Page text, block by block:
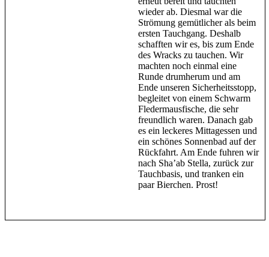
wieder ab. Diesmal war die
Strömung gemütlicher als beim
ersten Tauchgang. Deshalb
schafften wir es, bis zum Ende
des Wracks zu tauchen. Wir
machten noch einmal eine
Runde drumherum und am
Ende unseren Sicherheitsstopp,
begleitet von einem Schwarm
Fledermausfische, die sehr
freundlich waren. Danach gab
es ein leckeres Mittagessen und
ein schönes Sonnenbad auf der
Rückfahrt. Am Ende fuhren wir
nach Sha’ab Stella, zurück zur
Tauchbasis, und tranken ein
paar Bierchen. Prost!